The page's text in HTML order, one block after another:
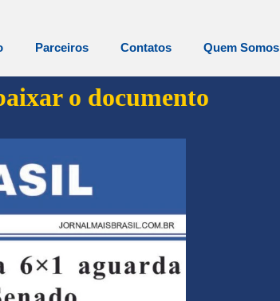
Parceiros Contatos Quem Somos
o documento